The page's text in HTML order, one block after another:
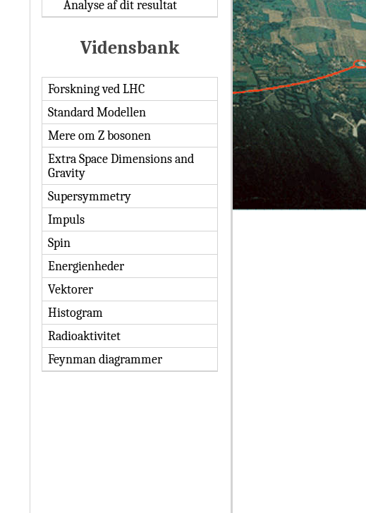
Analyse af dit resultat
Vidensbank
Forskning ved LHC
Standard Modellen
Mere om Z bosonen
Extra Space Dimensions and
Gravity
Supersymmetry
Impuls
Spin
Energienheder
Vektorer
Histogram
Radioaktivitet
Feynman diagrammer